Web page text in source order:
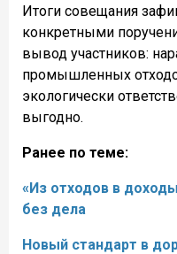
Итоги совещания
конкретными
вывод участников:
промышленных
экологически
выгодно.
Ранее по теме:
«Из отходов в
без дела
Новый стандарт в